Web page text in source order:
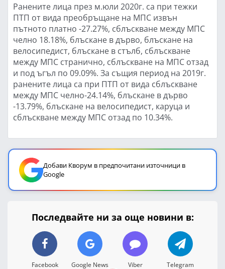
Ранените лица през м.юли 2020г. са при тежки
ПТП от вида преобръщане на МПС извън
пътното платно -27.27%, сблъскване между МПС
челно 18.18%, блъскане в дърво, блъскане на
велосипедист, блъскане в стълб, сблъскване
между МПС странично, сблъскване на МПС отзад
и под ъгъл по 09.09%. За същия период на 2019г.
ранените лица са при ПТП от вида сблъскване
между МПС челно-24.14%, блъскане в дърво
-13.79%, блъскане на велосипедист, каруца и
сблъскване между МПС отзад по 10.34%.
Добави Кворум в предпочитани източници в
Google
Последвайте ни за още новини в:
Facebook Google News Viber Telegram